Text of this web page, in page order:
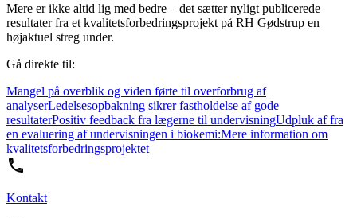
Mere er ikke altid lig med bedre – det sætter nyligt publicerede
resultater fra et kvalitetsforbedringsprojekt på RH Gødstrup en
højaktuel streg under.
Gå direkte til:
Mangel på overblik og viden førte til overforbrug af
analyserLedelsesopbakning sikrer fastholdelse af gode
resultaterPositiv feedback fra lægerne til undervisningUdpluk af fra
en evaluering af undervisningen i biokemi:Mere information om
kvalitetsforbedringsprojektet
Kontakt